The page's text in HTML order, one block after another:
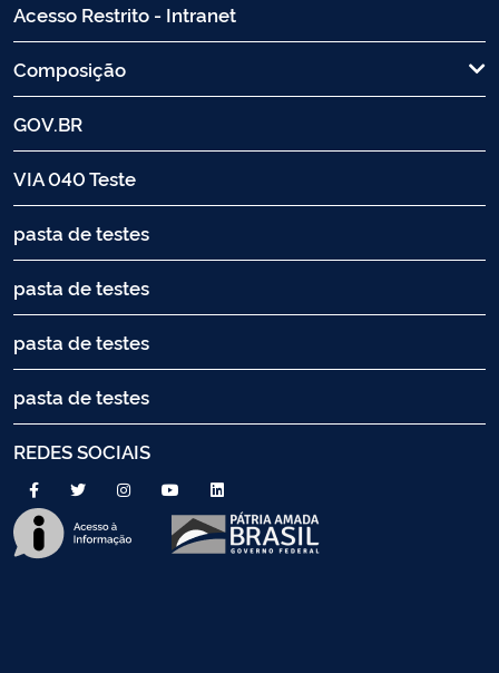
Acesso Restrito - Intranet
Composição
GOV.BR
VIA 040 Teste
pasta de testes
pasta de testes
pasta de testes
pasta de testes
REDES SOCIAIS